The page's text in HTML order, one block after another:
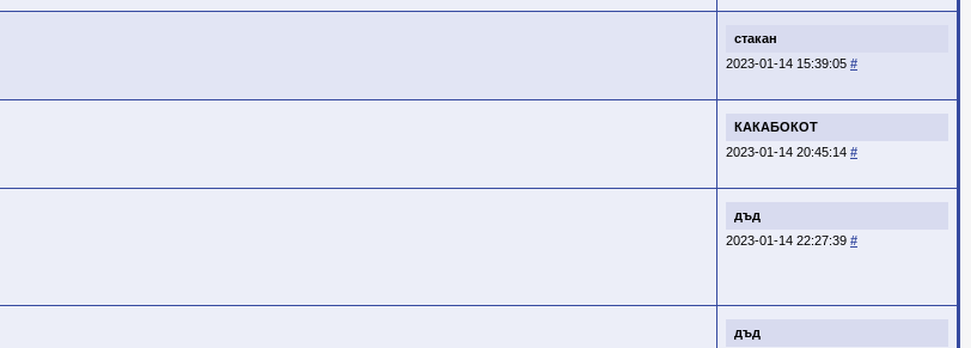
стакан
2023-01-14 15:39:05 #
КАКАБОКОТ
2023-01-14 20:45:14 #
дъд
2023-01-14 22:27:39 #
дъд